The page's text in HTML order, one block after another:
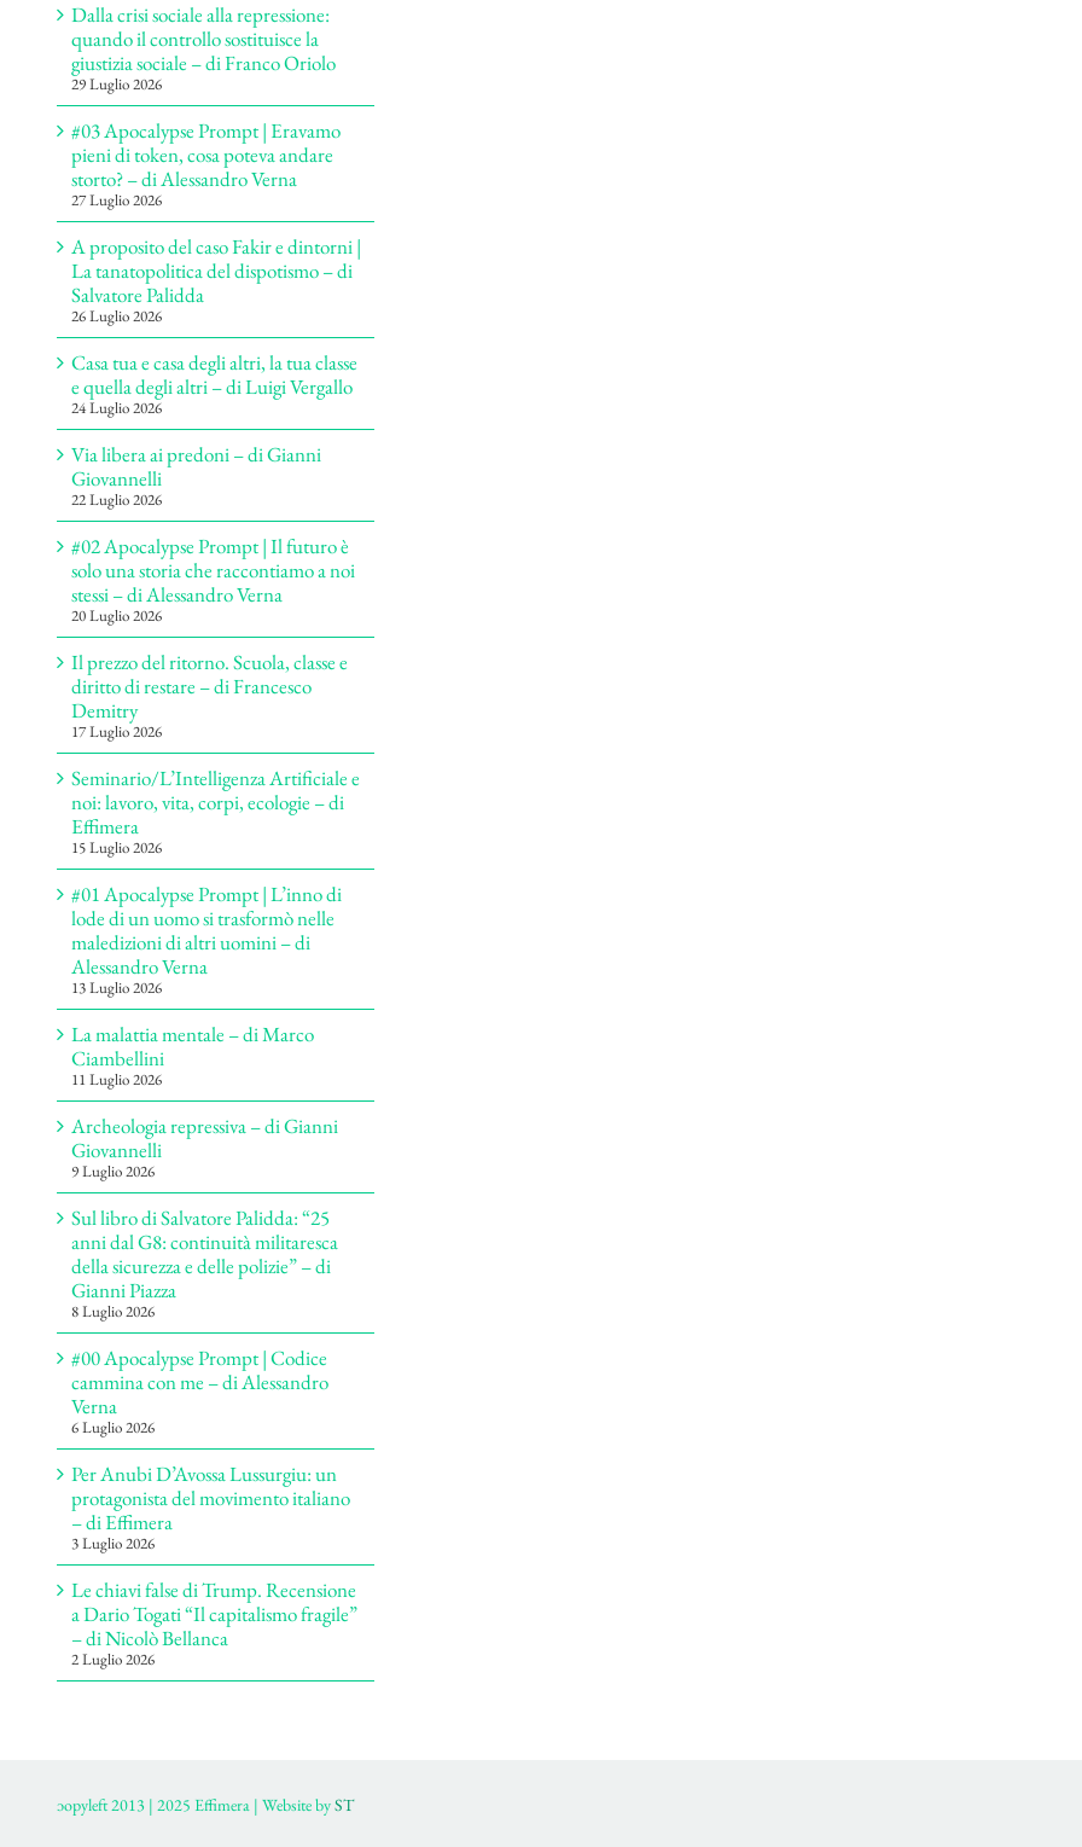
Dalla crisi sociale alla repressione:
quando il controllo sostituisce la
giustizia sociale – di Franco Oriolo
29 Luglio 2026
#03 Apocalypse Prompt | Eravamo
pieni di token, cosa poteva andare
storto? – di Alessandro Verna
27 Luglio 2026
A proposito del caso Fakir e dintorni |
La tanatopolitica del dispotismo – di
Salvatore Palidda
26 Luglio 2026
Casa tua e casa degli altri, la tua classe
e quella degli altri – di Luigi Vergallo
24 Luglio 2026
Via libera ai predoni – di Gianni
Giovannelli
22 Luglio 2026
#02 Apocalypse Prompt | Il futuro è
solo una storia che raccontiamo a noi
stessi – di Alessandro Verna
20 Luglio 2026
Il prezzo del ritorno. Scuola, classe e
diritto di restare – di Francesco
Demitry
17 Luglio 2026
Seminario/L’Intelligenza Artificiale e
noi: lavoro, vita, corpi, ecologie – di
Effimera
15 Luglio 2026
#01 Apocalypse Prompt | L’inno di
lode di un uomo si trasformò nelle
maledizioni di altri uomini – di
Alessandro Verna
13 Luglio 2026
La malattia mentale – di Marco
Ciambellini
11 Luglio 2026
Archeologia repressiva – di Gianni
Giovannelli
9 Luglio 2026
Sul libro di Salvatore Palidda: “25
anni dal G8: continuità militaresca
della sicurezza e delle polizie” – di
Gianni Piazza
8 Luglio 2026
#00 Apocalypse Prompt | Codice
cammina con me – di Alessandro
Verna
6 Luglio 2026
Per Anubi D’Avossa Lussurgiu: un
protagonista del movimento italiano
– di Effimera
3 Luglio 2026
Le chiavi false di Trump. Recensione
a Dario Togati “Il capitalismo fragile”
– di Nicolò Bellanca
2 Luglio 2026
ɔopyleft 2013 | 2025 Effimera | Website byST